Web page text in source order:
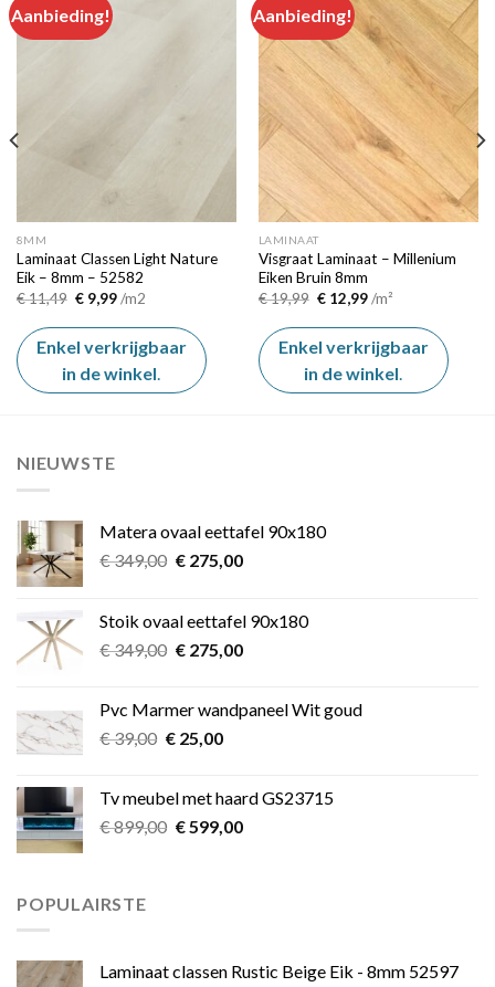
Aanbieding!
8MM
Laminaat Classen Light Nature
Eik – 8mm – 52582
€11,49 Oorspronkelijke
prijs
was:
€ 11,49.
€9,99Huidige
prijs
is:
€ 9,99.
/m2
Enkel verkrijgbaar
in de winkel
Aanbieding!
Add to
wishlist
LAMINAAT
Visgraat Laminaat – Millenium
Eiken Bruin 8mm
€19,99 Oorspronkelijke
was:
€ 19,99.
€12,99Huidige
prijs
is:
€ 12,99.
/m²
Enkel verkrijgbaar
in de winkel
NIEUWSTE
Matera ovaal eettafel 90x180
€349,00 Oorspronkelijke
€ 349,00.
€275,00Huidige
€ 275,00.
Stoik ovaal eettafel 90x180
€349,00 Oorspronkelijke
€ 349,00.
€275,00Huidige
€ 275,00.
Pvc Marmer wandpaneel Wit goud
€39,00 Oorspronkelijke
€ 39,00.
€25,00Huidige
€ 25,00.
Tv meubel met haard GS23715
€899,00 Oorspronkelijke
€599,00Huidige
POPULAIRSTE
Laminaat classen Rustic Beige Eik - 8mm 52597